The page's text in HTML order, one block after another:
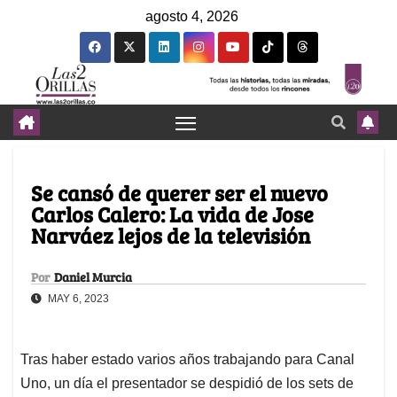
agosto 4, 2026
Se cansó de querer ser el nuevo
Carlos Calero: La vida de Jose
Narváez lejos de la televisión
Por Daniel Murcia
MAY 6, 2023
Tras haber estado varios años trabajando para Canal
Uno, un día el presentador se despidió de los sets de